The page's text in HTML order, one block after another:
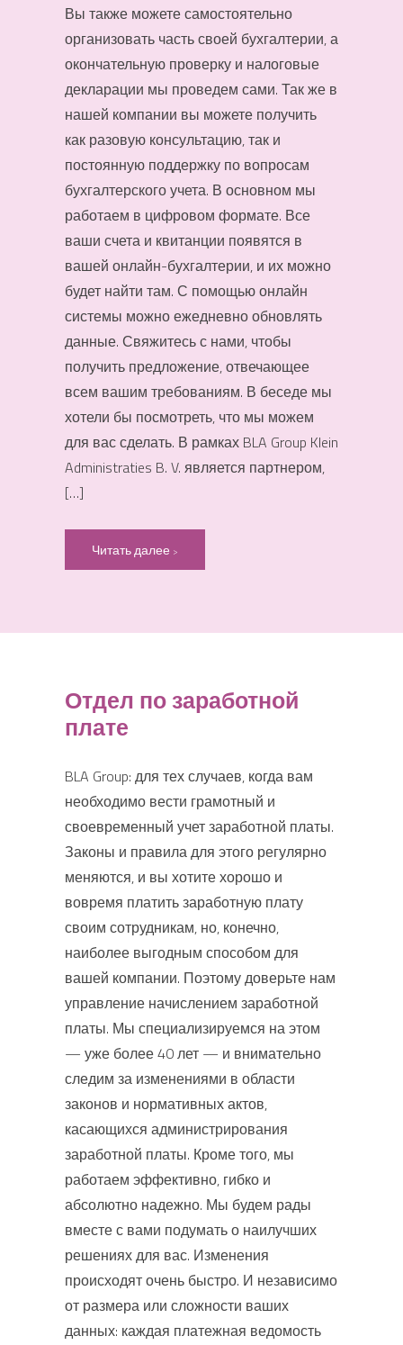
Вы также можете самостоятельно
организовать часть своей бухгалтерии, а
окончательную проверку и налоговые
декларации мы проведем сами. Так же в
нашей компании вы можете получить
как разовую консультацию, так и
постоянную поддержку по вопросам
бухгалтерского учета. В основном мы
работаем в цифровом формате. Все
ваши счета и квитанции появятся в
вашей онлайн-бухгалтерии, и их можно
будет найти там. С помощью онлайн
системы можно ежедневно обновлять
данные. Свяжитесь с нами, чтобы
получить предложение, отвечающее
всем вашим требованиям. В беседе мы
хотели бы посмотреть, что мы можем
для вас сделать. В рамках BLA Group Klein
Administraties B. V. является партнером,
[…]
Читать далее
Отдел по заработной
плате
BLA Group: для тех случаев, когда вам
необходимо вести грамотный и
своевременный учет заработной платы.
Законы и правила для этого регулярно
меняются, и вы хотите хорошо и
вовремя платить заработную плату
своим сотрудникам, но, конечно,
наиболее выгодным способом для
вашей компании. Поэтому доверьте нам
управление начислением заработной
платы. Мы специализируемся на этом
— уже более 40 лет — и внимательно
следим за изменениями в области
законов и нормативных актов,
касающихся администрирования
заработной платы. Кроме того, мы
работаем эффективно, гибко и
абсолютно надежно. Мы будем рады
вместе с вами подумать о наилучших
решениях для вас. Изменения
происходят очень быстро. И независимо
от размера или сложности ваших
данных: каждая платежная ведомость